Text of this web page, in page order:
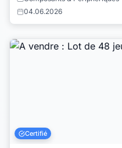
04.06.2026
Certifié